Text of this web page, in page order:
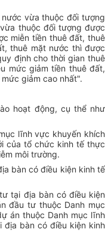
vừa thuộc đối tượng
thuộc đối tượng được
miễn tiền thuê đất, thuê
thuê mặt nước thì được
định cho thời gian thuê
mức giảm tiền thuê đất,
giảm cao nhất".
hoạt động, cụ thể như
lĩnh vực khuyến khích
của tổ chức kinh tế thực
môi trường.
bàn có điều kiện kinh tế
tại địa bàn có điều kiện
đầu tư thuộc Danh mục
án thuộc Danh mục lĩnh
bàn có điều kiện kinh